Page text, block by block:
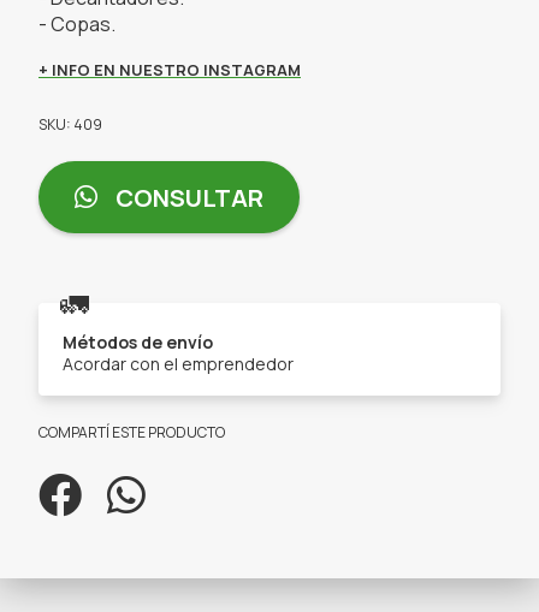
- Copas.
+ INFO EN NUESTRO INSTAGRAM
SKU: 409
CONSULTAR
🚛
Métodos de envío
Acordar con el emprendedor
COMPARTÍ ESTE PRODUCTO